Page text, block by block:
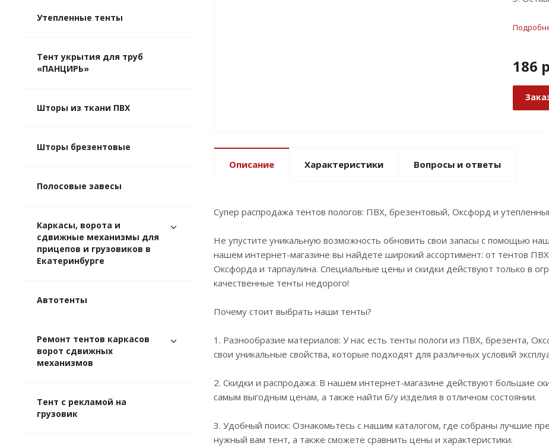
Утепленные тенты
Тент укрытия для труб
«ПАНЦИРЬ»
Шторы из ткани ПВХ
Шторы брезентовые
Полосовые завесы
Каркасы, ворота и
сдвижные механизмы для
прицепов и грузовиков в
Екатеринбурге
Автотенты
Ремонт тентов каркасов
ворот сдвижных
механизмов
Тент с рекламой на
грузовик
186
Описание Характеристики Вопросы и ответы
Супер распродажа тентов пологов: ПВХ, брезентовый, Оксфорд и
Не упустите уникальную возможность обновить свои запасы с помощью
нашем интернет-магазине вы найдете широкий ассортимент: от тентов
Оксфорда и тарпаулина. Специальные цены и скидки действуют только в
качественные тенты недорого!
Почему стоит выбрать наши тенты?
1. Разнообразие материалов: У нас есть тенты пологи из ПВХ, брезента,
свои уникальные свойства, которые подходят для различных условий
2. Скидки и распродажа: В нашем интернет-магазине действуют большие
самым выгодным ценам, а также найти б/у изделия в отличном состоянии.
3. Удобный поиск: Ознакомьтесь с нашим каталогом, где собраны лучшие
нужный вам тент, а также сможете сравнить цены и характеристики.